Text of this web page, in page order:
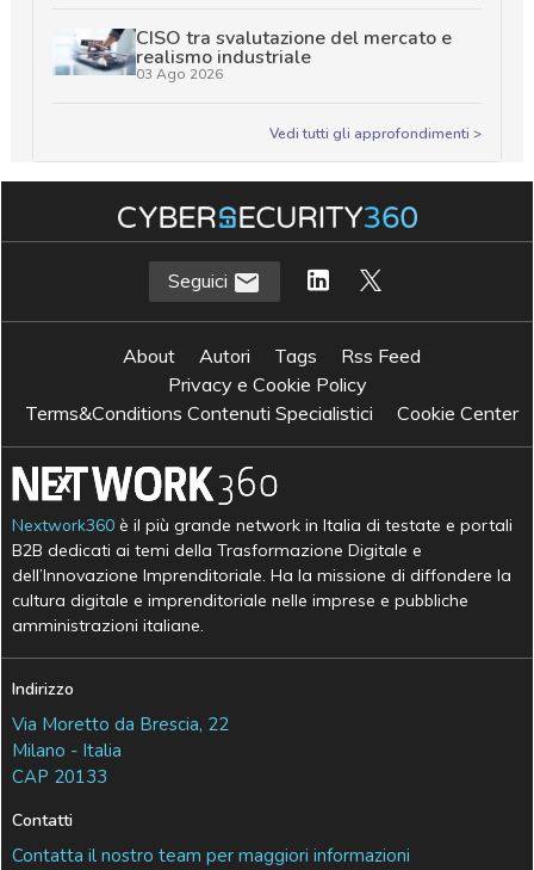
CISO tra svalutazione del mercato e
realismo industriale
03 Ago 2026
Vedi tutti gli approfondimenti >
Seguici
About Autori Tags
Rss Feed
Privacy e Cookie Policy
Terms&Conditions Contenuti Specialistici
Cookie Center
Nextwork360 è il più grande network in Italia di testate e portali
B2B dedicati ai temi della Trasformazione Digitale e
dell’Innovazione Imprenditoriale. Ha la missione di diffondere la
cultura digitale e imprenditoriale nelle imprese e pubbliche
amministrazioni italiane.
Indirizzo
Via Moretto da Brescia, 22
Milano - Italia
CAP 20133
Contatti
Contatta il nostro team per maggiori informazioni